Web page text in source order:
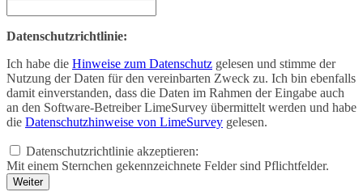
Datenschutzrichtlinie:
Ich habe die Hinweise zum Datenschutz gelesen und stimme der
Nutzung der Daten für den vereinbarten Zweck zu. Ich bin ebenfalls
damit einverstanden, dass die Daten im Rahmen der Eingabe auch
an den Software-Betreiber LimeSurvey übermittelt werden und habe
die Datenschutzhinweise von LimeSurvey gelesen.
Datenschutzrichtlinie akzeptieren:
Mit einem Sternchen gekennzeichnete Felder sind Pflichtfelder.
Weiter